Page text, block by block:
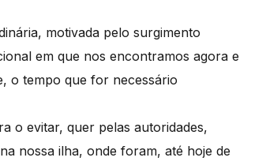
motivada pelo surgimento
em que nos encontramos agora e
o tempo que for necessário
o evitar, quer pelas autoridades,
nossa ilha, onde foram, até hoje de